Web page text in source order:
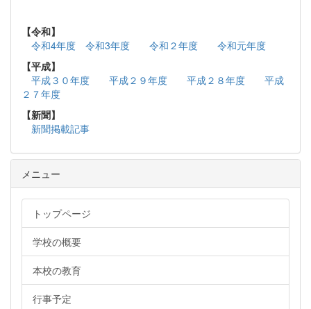
【令和】
令和4年度
令和3年度 令和２年度
令和元年度
【平成】
平成３０年度
平成２９年度 平成２８年度
平成
２７年度
【新聞】
新聞掲載記事
メニュー
トップページ
学校の概要
本校の教育
行事予定